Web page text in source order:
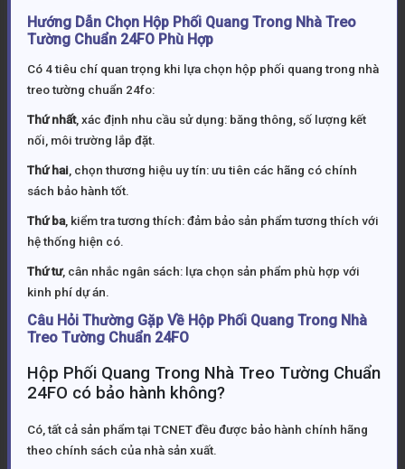
Hướng Dẫn Chọn Hộp Phối Quang Trong Nhà Treo
Tường Chuẩn 24FO Phù Hợp
Có 4 tiêu chí quan trọng khi lựa chọn hộp phối quang trong nhà
treo tường chuẩn 24fo:
Thứ nhất, xác định nhu cầu sử dụng: băng thông, số lượng kết
nối, môi trường lắp đặt.
Thứ hai , chọn thương hiệu uy tín: ưu tiên các hãng có chính
sách bảo hành tốt.
Thứ ba, kiểm tra tương thích: đảm bảo sản phẩm tương thích với
hệ thống hiện có.
Thứ tư, cân nhắc ngân sách: lựa chọn sản phẩm phù hợp với
kinh phí dự án.
Câu Hỏi Thường Gặp Về Hộp Phối Quang Trong Nhà
Treo Tường Chuẩn 24FO
Hộp Phối Quang Trong Nhà Treo Tường Chuẩn
24FO có bảo hành không?
Có, tất cả sản phẩm tại TCNET đều được bảo hành chính hãng
theo chính sách của nhà sản xuất.